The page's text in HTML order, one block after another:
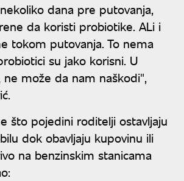
dana pre putovanja,
da koristi probiotike. ALi i
tokom putovanja. To nema
su jako korisni. U
ne može da nam naškodi",
što pojedini roditelji ostavljaju
dok obavljaju kupovinu ili
na benzinskim stanicama